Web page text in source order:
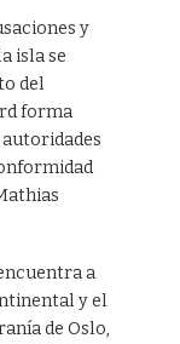
y
isla se
del
forma
autoridades
a
y el
de Oslo,